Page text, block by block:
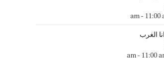
- 11:00
الغرب
- 11:00